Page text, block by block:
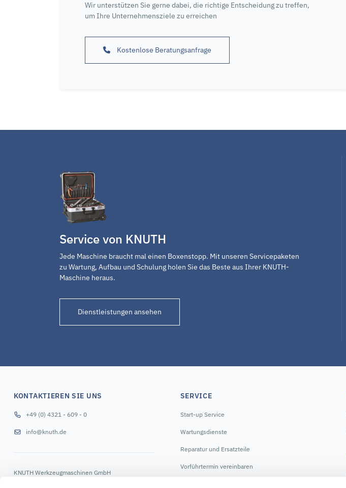
Wir unterstützen Sie gerne dabei, die richtige Entscheidung zu treffen,
um Ihre Unternehmensziele zu erreichen
Kostenlose Beratungsanfrage
Service von KNUTH
Jede Maschine braucht mal einen Boxenstopp. Mit unseren Servicepaketen
zu Wartung, Aufbau und Schulung holen Sie das Beste aus Ihrer KNUTH-
Maschine heraus.
Dienstleistungen ansehen
KONTAKTIEREN SIE UNS
+49 (0) 4321 - 609 - 0
info@knuth.de
KNUTH Werkzeugmaschinen GmbH
SERVICE
Start-up Service
Wartungsdienste
Reparatur und Ersatzteile
Vorführtermin vereinbaren